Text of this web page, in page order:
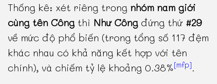
Thống kê: xét riêng trong nhóm nam giới
cùng tên Công thì Như Công đứng thứ #29
về mức độ phổ biến (trong tổng số 117 đệm
khác nhau có khả năng kết hợp với tên
chính), và chiếm tỷ lệ khoảng 0.38%[mfp].